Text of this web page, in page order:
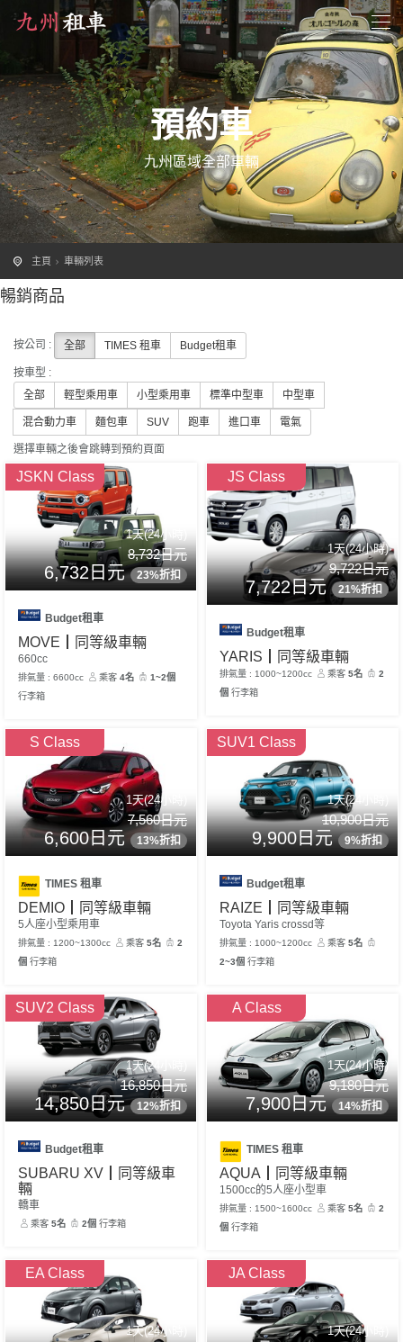
預約車
九州區域全部車輛
主頁 車輛列表
暢銷商品
按公司 : 全部 TIMES 租車 Budget租車
按車型 :
全部
輕型乘用車 小型乘用車 標準中型車 中型車
混合動力車 麵包車 SUV 跑車 進口車 電氣
選擇車輛之後會跳轉到預約頁面
JSKN Class
1天(24小時)
8,732日元
6,732日元 23%折扣
Budget租車
MOVE┃同等級車輛
660cc
排氣量 : 6600cc 乘客4名
1~2個
行李箱
JS Class
1天(24小時)
9,722日元
7,722日元 21%折扣
Budget租車
YARIS┃同等級車輛
排氣量 : 1000~1200cc 乘客5名
2
個 行李箱
S Class
1天(24小時)
7,560日元
6,600日元 13%折扣
TIMES 租車
DEMIO┃同等級車輛
5人座小型乘用車
排氣量 : 1200~1300cc 乘客5名
2
個 行李箱
SUV1 Class
1天(24小時)
10,900日元
9,900日元 9%折扣
Budget租車
RAIZE┃同等級車輛
Toyota Yaris crossd等
排氣量 : 1000~1200cc 乘客5名
2~3個 行李箱
SUV2 Class
1天(24小時)
16,850日元
14,850日元 12%折扣
Budget租車
SUBARU XV┃同等級車
輛
轎車
乘客5名 2個 行李箱
A Class
1天(24小時)
9,180日元
7,900日元 14%折扣
TIMES 租車
AQUA┃同等級車輛
1500cc的5人座小型車
排氣量 : 1500~1600cc 乘客5名
2
個 行李箱
EA Class
1天(24小時)
JA Class
1天(24小時)